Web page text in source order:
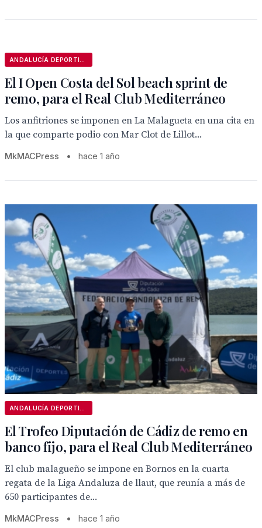
El I Open Costa del Sol beach sprint de
remo, para el Real Club Mediterráneo
Los anfitriones se imponen en La Malagueta en una cita en
la que comparte podio con Mar Clot de Lillot...
MkMACPress • hace 1 año
El Trofeo Diputación de Cádiz de remo en
banco fijo, para el Real Club Mediterráneo
El club malagueño se impone en Bornos en la cuarta
regata de la Liga Andaluza de llaut, que reunía a más de
650 participantes de...
MkMACPress • hace 1 año